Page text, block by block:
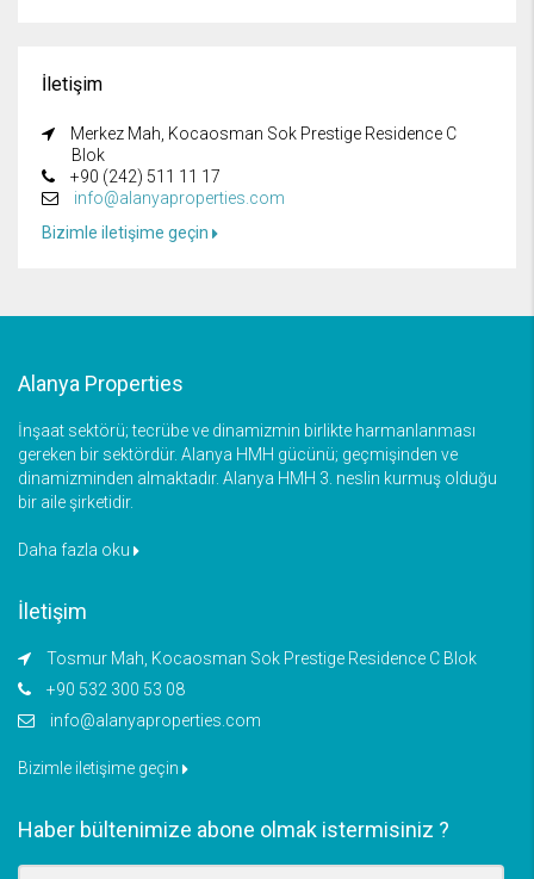
İletişim
Merkez Mah, Kocaosman Sok Prestige Residence C
Blok
+90 (242) 511 11 17
info@alanyaproperties.com
Bizimle iletişime geçin
Alanya Properties
İnşaat sektörü; tecrübe ve dinamizmin birlikte harmanlanması
gereken bir sektördür. Alanya HMH gücünü; geçmişinden ve
dinamizminden almaktadır. Alanya HMH 3. neslin kurmuş olduğu
bir aile şirketidir.
Daha fazla oku
İletişim
Tosmur Mah, Kocaosman Sok Prestige Residence C Blok
+90 532 300 53 08
info@alanyaproperties.com
Bizimle iletişime geçin
Haber bültenimize abone olmak istermisiniz ?